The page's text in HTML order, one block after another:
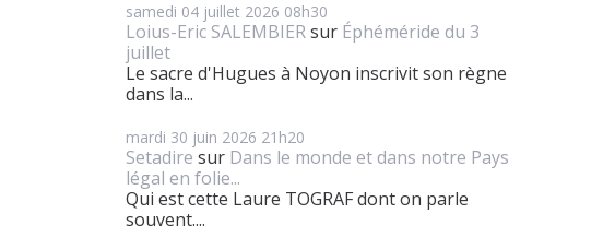
samedi 04 juillet 2026 08h30
Loius-Eric SALEMBIERsur Éphéméride du 3
juillet
Le sacre d'Hugues à Noyon inscrivit son règne
dans la...
mardi 30 juin 2026 21h20
Setadire sur Dans le monde et dans notre Pays
légal en folie...
Qui est cette Laure TOGRAF dont on parle
souvent....